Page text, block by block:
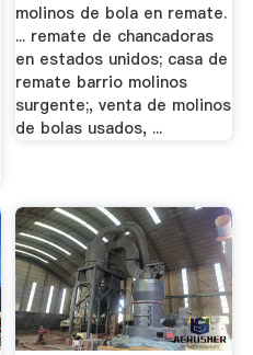
molinos de bola en remate.
... remate de chancadoras
en estados unidos; casa de
remate barrio molinos
surgente;, venta de molinos
de bolas usados, ...